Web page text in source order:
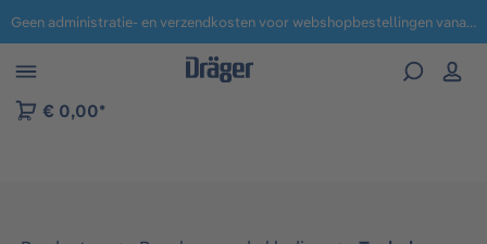
naar navigatie B2B-platform Geen administratie- en verzendkosten voor webshopbestellingen vanaf € 100,-.
€ 0,00*